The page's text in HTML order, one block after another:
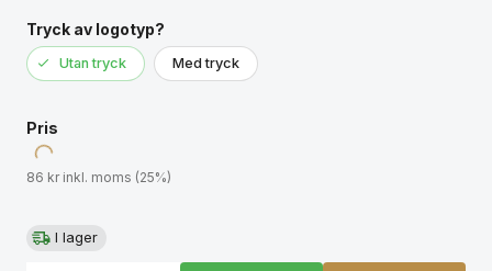
Tryck av logotyp?
Utan tryck Med tryck
Pris
86 kr inkl. moms (25%)
I lager